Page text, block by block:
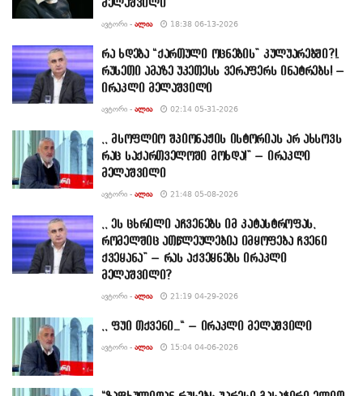
ᲐᲕᲢᲝᲠᲘ - ᲐᲚᲘᲐ 18:38 06-13-2026
რა ხდება “ქართული ოცნების” კულუარებში?!.
რუსეთი ამაზე უკეთესს ვერაფერს ინატრებს! –
ირაკლი მელაშვილი
ᲐᲕᲢᲝᲠᲘ - ᲐᲚᲘᲐ 02:14 05-31-2026
,, მსოფლიო შპიონაჟის ისტორიას არ ახსოვს
რაც საქართველოში მოხდა!” – ირაკლი
მელაშვილი
ᲐᲕᲢᲝᲠᲘ - ᲐᲚᲘᲐ 21:48 05-08-2026
,, ეს ცხრილი აჩვენებს იმ კატასტროფას,
რომელშიც ათწლეულებია იმყოფება ჩვენი
ქვეყანა” – რას აქვეყნებს ირაკლი
მელაშვილი?
ᲐᲕᲢᲝᲠᲘ - ᲐᲚᲘᲐ 21:19 04-29-2026
,, ფუი თქვენი…“ – ირაკლი მელაშვილი
ᲐᲕᲢᲝᲠᲘ - ᲐᲚᲘᲐ 15:04 04-06-2026